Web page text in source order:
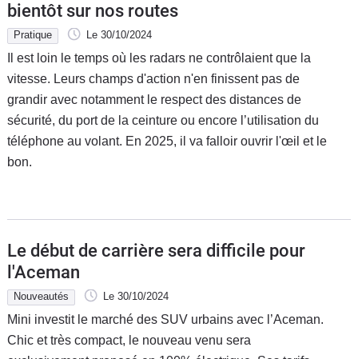
bientôt sur nos routes
Pratique Le 30/10/2024
Il est loin le temps où les radars ne contrôlaient que la
vitesse. Leurs champs d'action n'en finissent pas de
grandir avec notamment le respect des distances de
sécurité, du port de la ceinture ou encore l’utilisation du
téléphone au volant. En 2025, il va falloir ouvrir l'œil et le
bon.
Le début de carrière sera difficile pour
l'Aceman
Nouveautés Le 30/10/2024
Mini investit le marché des SUV urbains avec l’Aceman.
Chic et très compact, le nouveau venu sera